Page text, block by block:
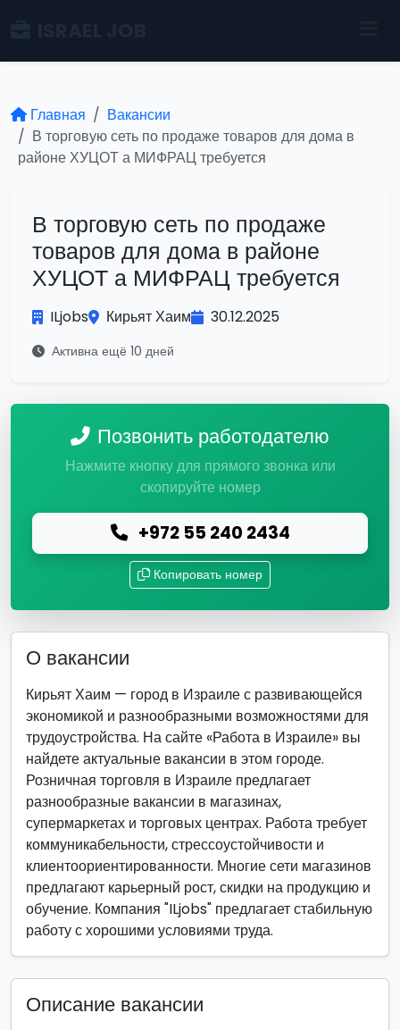
Главная
Вакансии
В торговую сеть по продаже товаров для дома в
районе ХУЦОТ а МИФРАЦ требуется
В торговую сеть по продаже
товаров для дома в районе
ХУЦОТ а МИФРАЦ требуется
ILjobs Кирьят Хаим 30.12.2025
Активна ещё 10 дней
Позвонить работодателю
Нажмите кнопку для прямого звонка или
скопируйте номер
+972 55 240 2434
Копировать номер
О вакансии
Кирьят Хаим — город в Израиле с развивающейся
экономикой и разнообразными возможностями для
трудоустройства. На сайте «Работа в Израиле» вы
найдете актуальные вакансии в этом городе.
Розничная торговля в Израиле предлагает
разнообразные вакансии в магазинах,
супермаркетах и торговых центрах. Работа требует
коммуникабельности, стрессоустойчивости и
клиентоориентированности. Многие сети магазинов
предлагают карьерный рост, скидки на продукцию и
обучение. Компания "ILjobs" предлагает стабильную
работу с хорошими условиями труда.
Описание вакансии